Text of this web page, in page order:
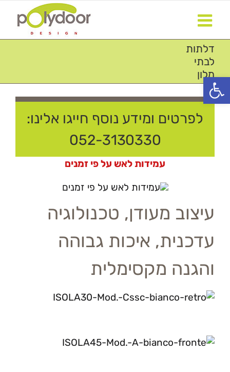
פתח סרגל נגישות
דלתות
לבתי
מלון
לפרטים ומידע נוסף חייגו אלינו:
052-3130330
עמידות לאש על פי זמנים
עיצוב מעודן, טכנולוגיה
עדכנית, איכות גבוהה
והגנה מקסימלית